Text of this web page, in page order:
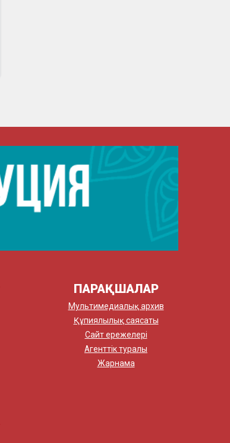
ПАРАҚШАЛАР
Мультимедиалық архив
Құпиялылық саясаты
Сайт ережелері
Агенттік туралы
Жарнама